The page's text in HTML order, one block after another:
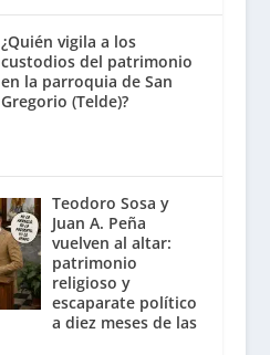
¿Quién vigila a los
custodios del patrimonio
en la parroquia de San
Gregorio (Telde)?
Teodoro Sosa y
Juan A. Peña
vuelven al altar:
patrimonio
religioso y
escaparate político
a diez meses de las